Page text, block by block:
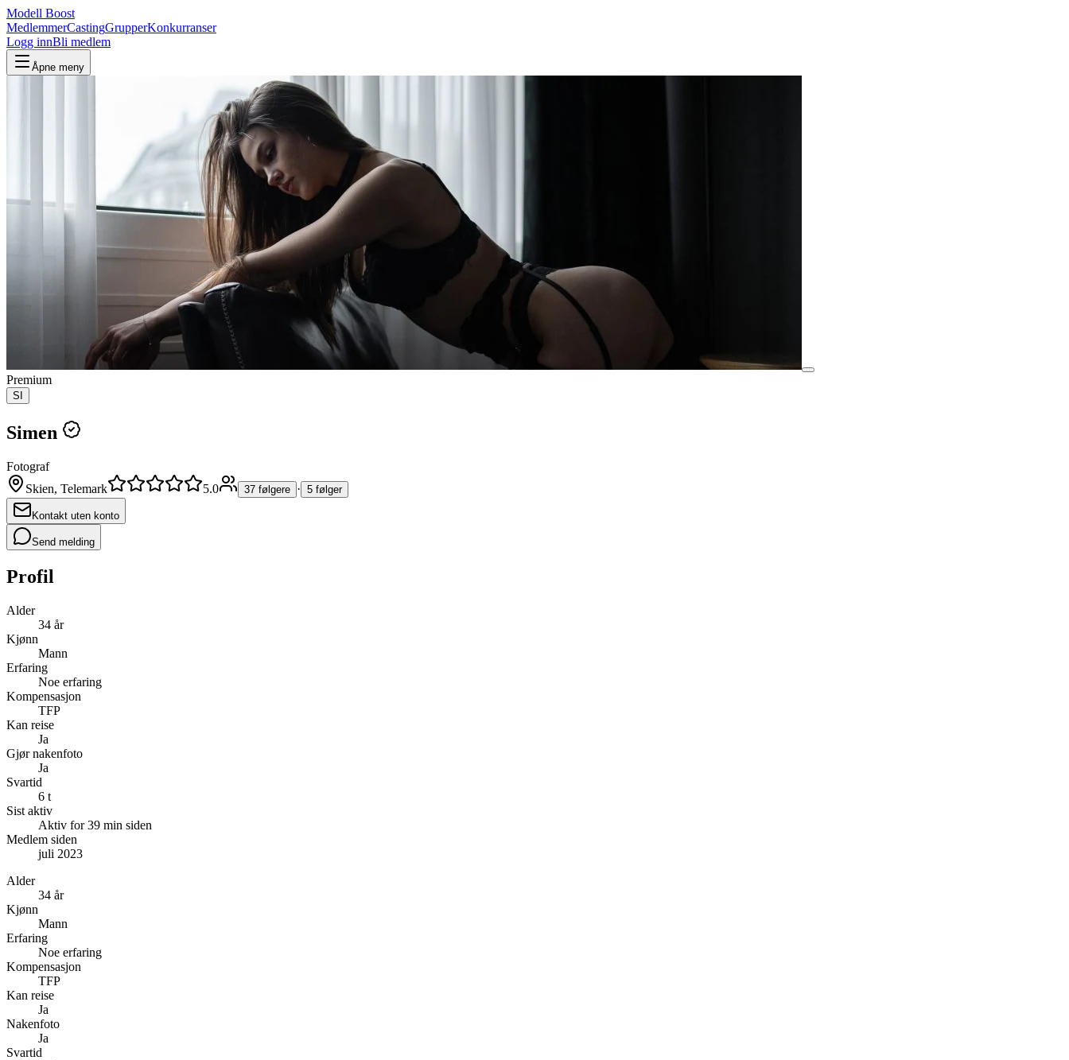
Modell Boost
MedlemmerCastingGrupperKonkurranser
Logg innBli medlem
Åpne meny
Premium
SI
Simen
Fotograf
Skien, Telemark
5.0 37 følgere · 5 følger
Kontakt uten konto
Send melding
Profil
Alder
34 år
Kjønn
Mann
Erfaring
Noe erfaring
Kompensasjon
TFP
Kan reise
Ja
Gjør nakenfoto
Ja
Svartid
6 t
Sist aktiv
Aktiv for 39 min siden
Medlem siden
juli 2023
Alder
34 år
Kjønn
Mann
Erfaring
Noe erfaring
Kompensasjon
TFP
Kan reise
Ja
Nakenfoto
Ja
Svartid